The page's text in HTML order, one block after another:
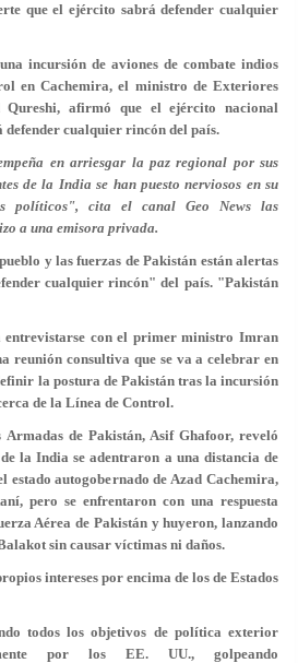
que el ejército sabrá defender cualquier
incursión de aviones de combate indios
en Cachemira, el ministro de Exteriores
Qureshi, afirmó que el ejército nacional
defender cualquier rincón del país.
en arriesgar la paz regional por sus
de la India se han puesto nerviosos en su
políticos", cita el canal Geo News las
a una emisora privada.
y las fuerzas de Pakistán están alertas
cualquier rincón" del país. "Pakistán
entrevistarse con el primer ministro Imran
reunión consultiva que se va a celebrar en
la postura de Pakistán tras la incursión
de la Línea de Control.
de Pakistán, Asif Ghafoor, reveló
la India se adentraron a una distancia de
estado autogobernado de Azad Cachemira,
pero se enfrentaron con una respuesta
Aérea de Pakistán y huyeron, lanzando
sin causar víctimas ni daños.
intereses por encima de los de Estados
todos los objetivos de política exterior
por los EE. UU., golpeando